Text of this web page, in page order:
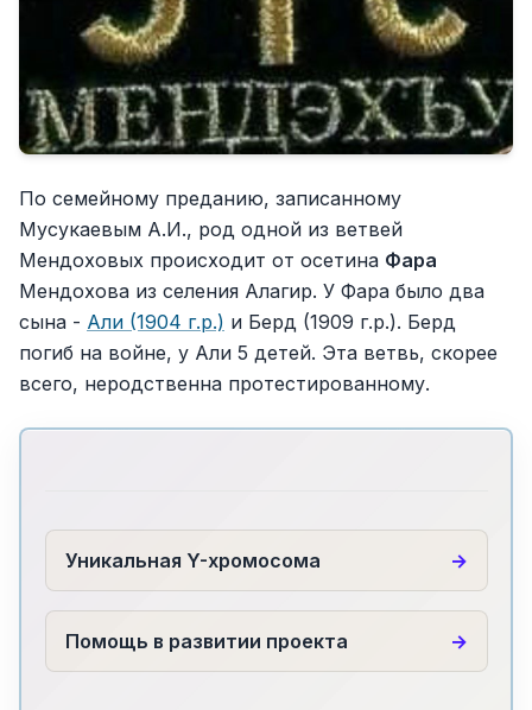
По семейному преданию, записанному
Мусукаевым А.И., род одной из ветвей
Мендоховых происходит от осетина Фара
Мендохова из селения Алагир. У Фара было два
сына - Али (1904 г.р.) и Берд (1909 г.р.). Берд
погиб на войне, у Али 5 детей. Эта ветвь, скорее
всего, неродственна протестированному.
Уникальная Y-хромосома
Помощь в развитии проекта